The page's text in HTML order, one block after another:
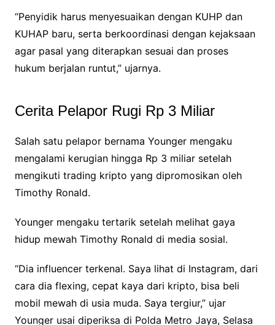
“Penyidik harus menyesuaikan dengan KUHP dan
KUHAP baru, serta berkoordinasi dengan kejaksaan
agar pasal yang diterapkan sesuai dan proses
hukum berjalan runtut,” ujarnya.
Cerita Pelapor Rugi Rp 3 Miliar
Salah satu pelapor bernama Younger mengaku
mengalami kerugian hingga Rp 3 miliar setelah
mengikuti trading kripto yang dipromosikan oleh
Timothy Ronald.
Younger mengaku tertarik setelah melihat gaya
hidup mewah Timothy Ronald di media sosial.
“Dia influencer terkenal. Saya lihat di Instagram, dari
cara dia flexing, cepat kaya dari kripto, bisa beli
mobil mewah di usia muda. Saya tergiur,” ujar
Younger usai diperiksa di Polda Metro Jaya, Selasa